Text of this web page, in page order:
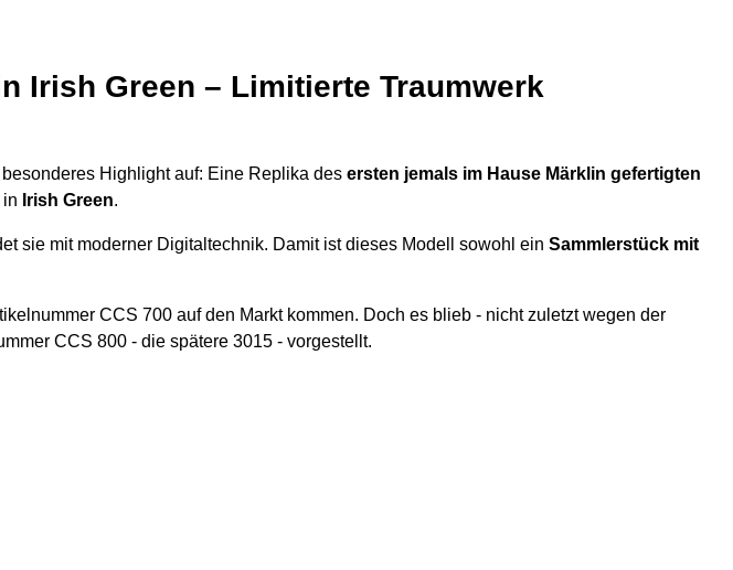
Irish Green – Limitierte Traumwerk
Highlight auf: Eine Replika des ersten jemals im Hause Märklin gefertigten
Irish Green.
sie mit moderner Digitaltechnik. Damit ist dieses Modell sowohl ein Sammlerstück mit
CCS 700 auf den Markt kommen. Doch es blieb - nicht zuletzt wegen der
CCS 800 - die spätere 3015 - vorgestellt.